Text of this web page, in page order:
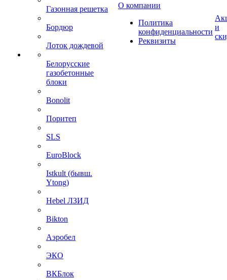
Газонная решетка
Бордюр
Лоток дождевой
Белорусские
газобетонные
блоки
Bonolit
Поритеп
SLS
EuroBlock
Istkult (бывш.
Ytong)
Hebel ЛЗИД
Bikton
Аэробел
ЭКО
ВКБлок
О компании
Политика
конфиденциальности
Реквизиты
и